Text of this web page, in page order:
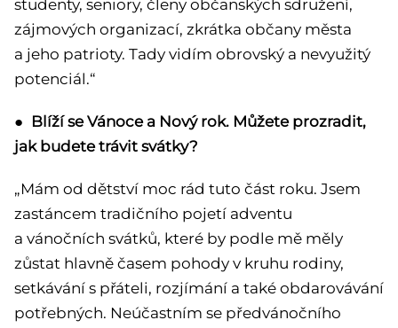
studenty, seniory, členy občanských sdružení,
zájmových organizací, zkrátka občany města
a jeho patrioty. Tady vidím obrovský a nevyužitý
potenciál.“
● Blíží se Vánoce a Nový rok. Můžete prozradit,
jak budete trávit svátky?
„Mám od dětství moc rád tuto část roku. Jsem
zastáncem tradičního pojetí adventu
a vánočních svátků, které by podle mě měly
zůstat hlavně časem pohody v kruhu rodiny,
setkávání s přáteli, rozjímání a také obdarovávání
potřebných. Neúčastním se předvánočního